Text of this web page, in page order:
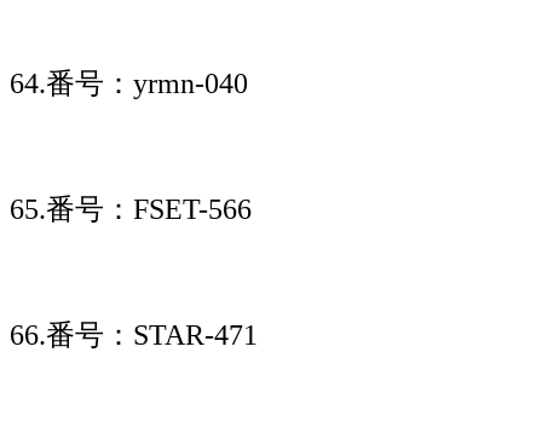
64.番号：yrmn-040
65.番号：FSET-566
66.番号：STAR-471